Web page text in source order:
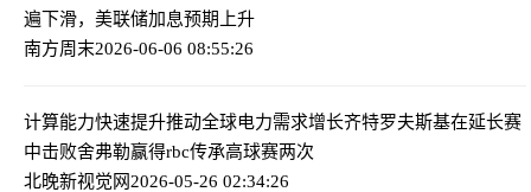
遍下滑，美联储加息预期上升
南方周末2026-06-06 08:55:26
计算能力快速提升推动全球电力需求增长齐特罗夫斯基在延长赛
中击败舍弗勒赢得rbc传承高球赛两次
北晚新视觉网2026-05-26 02:34:26